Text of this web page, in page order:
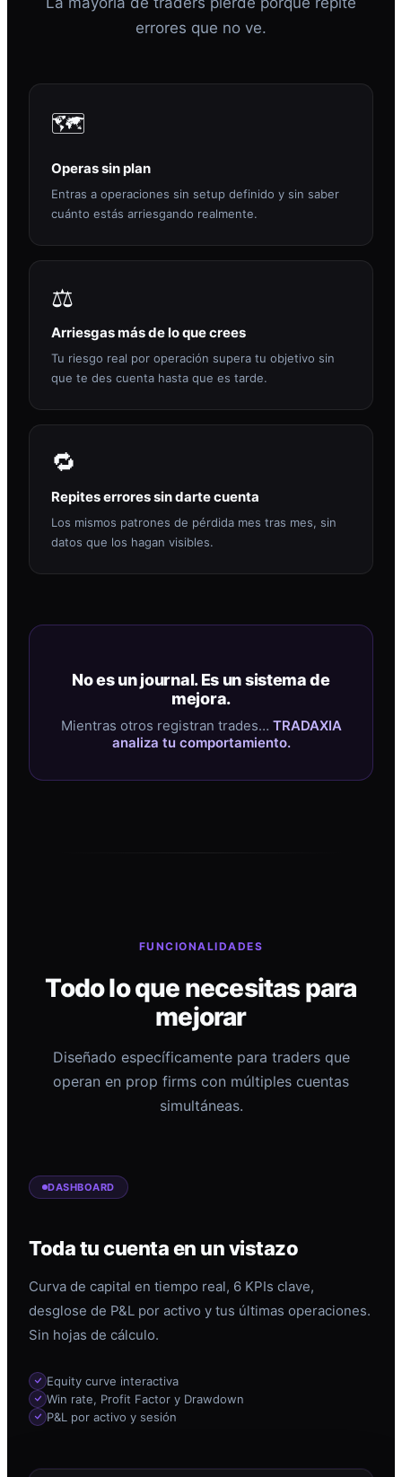
errores que no ve.
🗺️
Operas sin plan
Entras a operaciones sin setup definido y sin saber
cuánto estás arriesgando realmente.
⚖️
Arriesgas más de lo que crees
Tu riesgo real por operación supera tu objetivo sin
que te des cuenta hasta que es tarde.
🔁
Repites errores sin darte cuenta
Los mismos patrones de pérdida mes tras mes, sin
datos que los hagan visibles.
No es un journal. Es un sistema de
mejora.
Mientras otros registran trades… TRADAXIA
analiza tu comportamiento.
FUNCIONALIDADES
Todo lo que necesitas para
mejorar
Diseñado específicamente para traders que
operan en prop firms con múltiples cuentas
simultáneas.
DASHBOARD
Toda tu cuenta en un vistazo
Curva de capital en tiempo real, 6 KPIs clave,
desglose de P&L por activo y tus últimas operaciones.
Sin hojas de cálculo.
Equity curve interactiva
Win rate, Profit Factor y Drawdown
P&L por activo y sesión